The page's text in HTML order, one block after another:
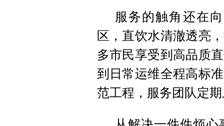
服务的触角还在
区，直饮水清澈透亮
多市民享受到高品质
到日常运维全程高标
范工程，服务团队定